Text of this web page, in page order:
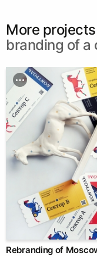
More
branding of
Rebranding of